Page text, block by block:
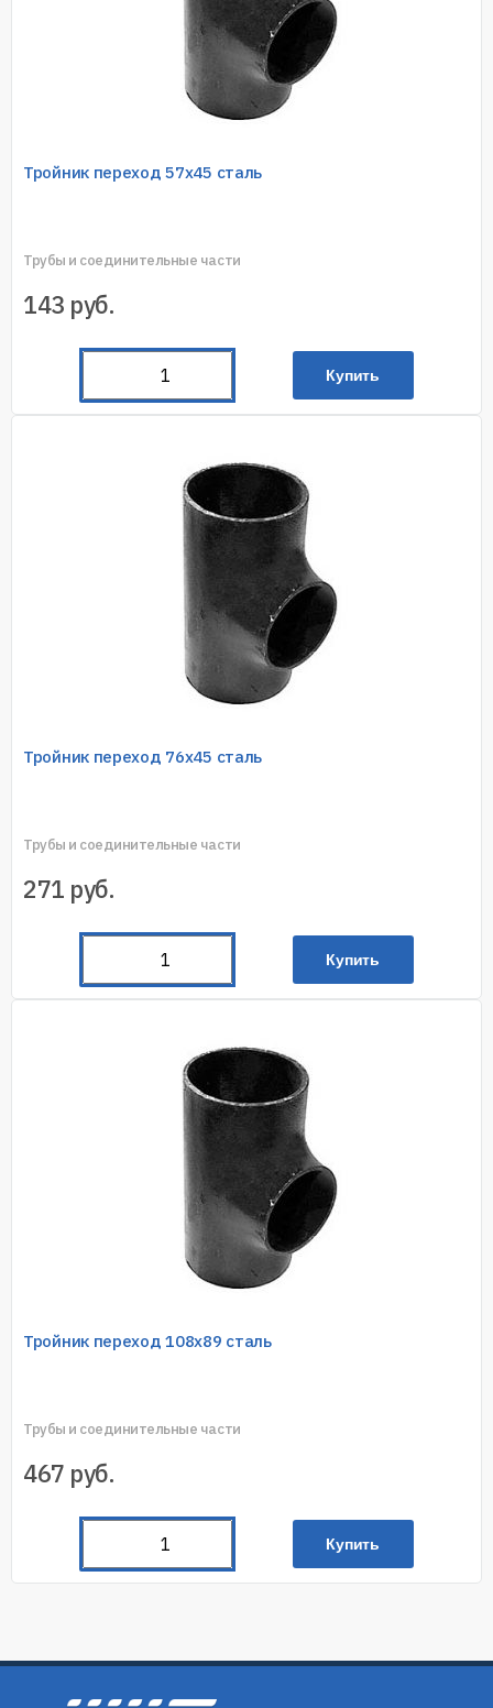
Тройник переход 57х45 сталь
Трубы и соединительные части
143 руб.
Купить
Тройник переход 76х45 сталь
Трубы и соединительные части
271 руб.
Купить
Тройник переход 108х89 сталь
Трубы и соединительные части
467 руб.
Купить